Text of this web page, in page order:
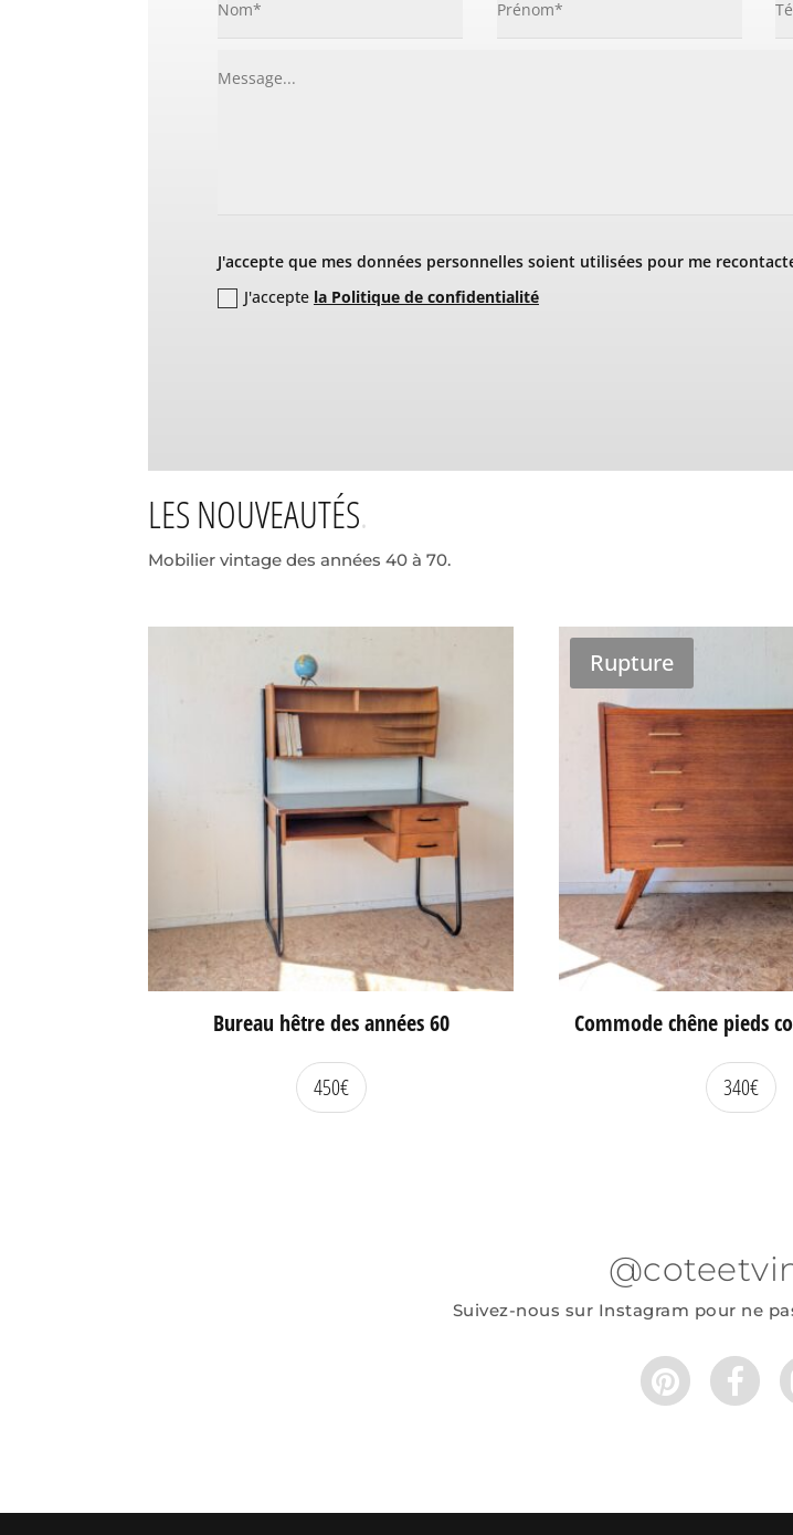
J'accepte que mes données personnelles soient utilisées pour me
J'accepte la Politique de confidentialité
LES NOUVEAUTÉS
Mobilier vintage des années 40 à 70.
Bureau hêtre des années 60
450€
Rupture
Commode chêne pieds
340€
Suivez-nous sur Instagram pour ne